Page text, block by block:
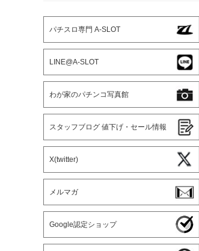
パチスロ専門 A-SLOT
LINE@A-SLOT
わが家のパチンコ写真館
スタッフブログ 値下げ・セール情報
X(twitter)
メルマガ
Google認定ショップ